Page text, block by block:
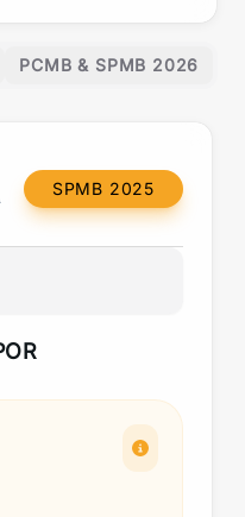
PCMB & SPMB 2026
SPMB 2025